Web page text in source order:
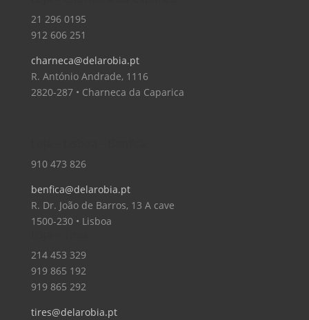
21 296 0195
912 606 251
charneca@delarobia.pt
R. António Andrade, 1116
2820-287 • Charneca da Caparica
910 473 826
benfica@delarobia.pt
R. Dr. João de Barros, 13 A cave
1500-230 • Lisboa
214 453 329
919 865 192
919 865 292
tires@delarobia.pt